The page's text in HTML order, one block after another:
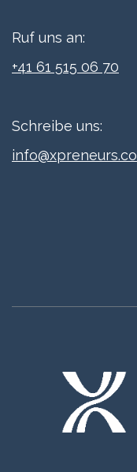
Ruf uns an:
+41 61 515 06 70
Schreibe uns:
info@xpreneurs.co